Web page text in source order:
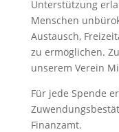
Unterstützung
Menschen
Austausch,
zu ermöglichen.
unserem Verein
Für jede Spende
Finanzamt.